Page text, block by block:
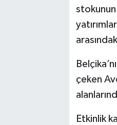
stokunun
çeken
Etkinlik